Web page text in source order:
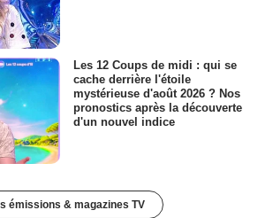
Les 12 Coups de midi : qui se
cache derrière l'étoile
mystérieuse d'août 2026 ? Nos
pronostics après la découverte
d'un nouvel indice
émissions & magazines TV